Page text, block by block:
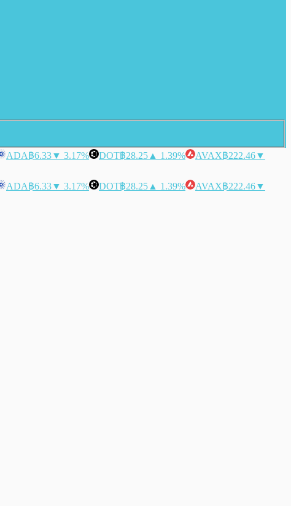
ADA฿6.33▼ 3.17% DOT฿28.25 ▲ 1.39% AVAX฿222.46▼
ADA฿6.33▼ 3.17% DOT฿28.25 ▲ 1.39% AVAX฿222.46▼